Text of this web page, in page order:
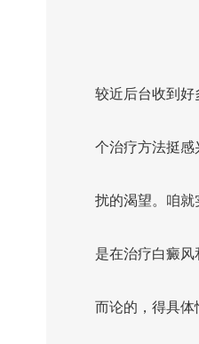
较近后台收到好
个治疗方法挺
扰的渴望。咱就
是在治疗白癜
而论的，得具体